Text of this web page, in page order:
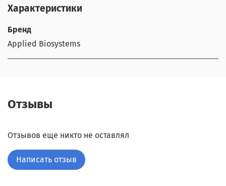
Характеристики
Бренд
Applied Biosystems
Отзывы
Отзывов еще никто не оставлял
Написать отзыв